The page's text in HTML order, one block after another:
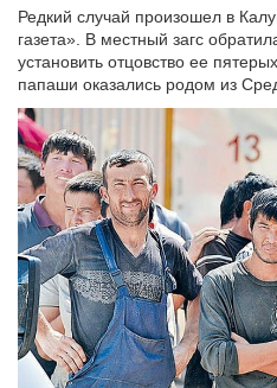
Редкий случай произошел в
газета». В местный загс
установить отцовство ее
папаши оказались родом из